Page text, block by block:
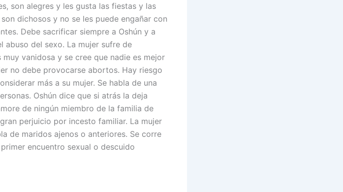
son alegres y les gusta las fiestas y las
dichosos y no se les puede engañar con
Debe sacrificar siempre a Oshún y a
abuso del sexo. La mujer sufre de
vanidosa y se cree que nadie es mejor
no debe provocarse abortos. Hay riesgo
más a su mujer. Se habla de una
Oshún dice que si atrás la deja
de ningún miembro de la familia de
perjuicio por incesto familiar. La mujer
de maridos ajenos o anteriores. Se corre
encuentro sexual o descuido